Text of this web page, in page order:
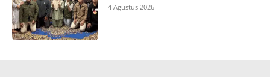
4 Agustus 2026